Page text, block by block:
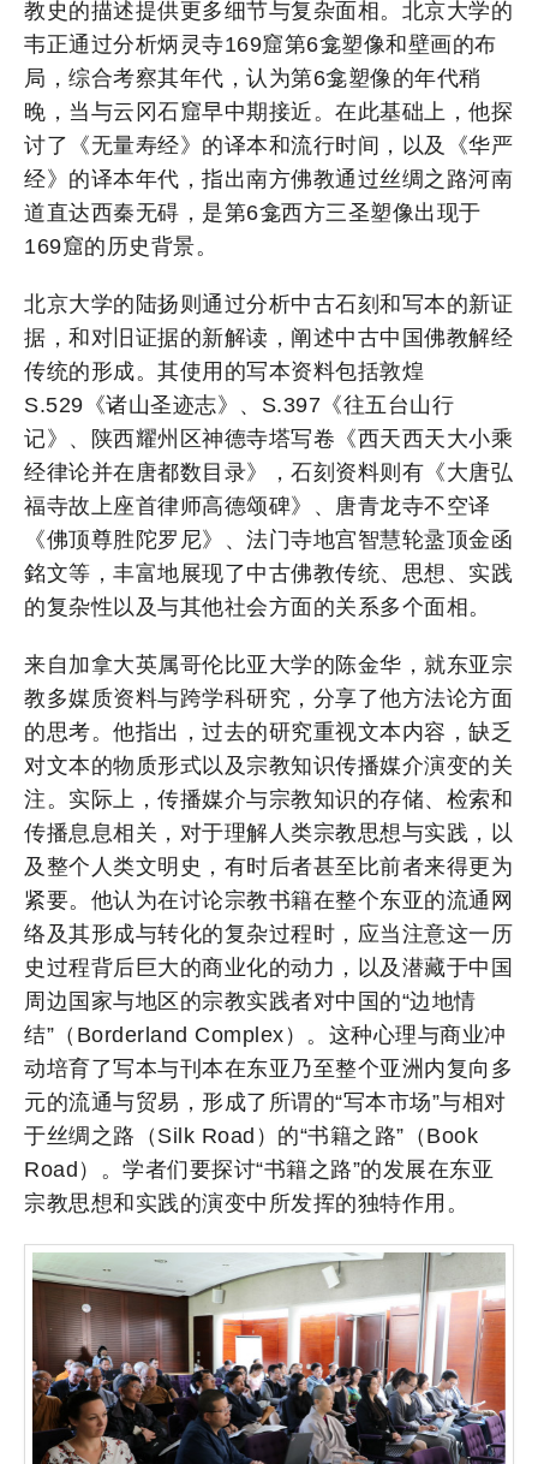
教史的描述提供更多细节与复杂面相。北京大学的
韦正通过分析炳灵寺169窟第6龛塑像和壁画的布
局，综合考察其年代，认为第6龛塑像的年代稍
晚，当与云冈石窟早中期接近。在此基础上，他探
讨了《无量寿经》的译本和流行时间，以及《华严
经》的译本年代，指出南方佛教通过丝绸之路河南
道直达西秦无碍，是第6龛西方三圣塑像出现于
169窟的历史背景。
北京大学的陆扬则通过分析中古石刻和写本的新证
据，和对旧证据的新解读，阐述中古中国佛教解经
传统的形成。其使用的写本资料包括敦煌
S.529《诸山圣迹志》、S.397《往五台山行
记》、陕西耀州区神德寺塔写卷《西天西天大小乘
经律论并在唐都数目录》，石刻资料则有《大唐弘
福寺故上座首律师高德颂碑》、唐青龙寺不空译
《佛顶尊胜陀罗尼》、法门寺地宫智慧轮盝顶金函
銘文等，丰富地展现了中古佛教传统、思想、实践
的复杂性以及与其他社会方面的关系多个面相。
来自加拿大英属哥伦比亚大学的陈金华，就东亚宗
教多媒质资料与跨学科研究，分享了他方法论方面
的思考。他指出，过去的研究重视文本内容，缺乏
对文本的物质形式以及宗教知识传播媒介演变的关
注。实际上，传播媒介与宗教知识的存储、检索和
传播息息相关，对于理解人类宗教思想与实践，以
及整个人类文明史，有时后者甚至比前者来得更为
紧要。他认为在讨论宗教书籍在整个东亚的流通网
络及其形成与转化的复杂过程时，应当注意这一历
史过程背后巨大的商业化的动力，以及潜藏于中国
周边国家与地区的宗教实践者对中国的“边地情
结”（Borderland Complex）。这种心理与商业冲
动培育了写本与刊本在东亚乃至整个亚洲内复向多
元的流通与贸易，形成了所谓的“写本市场”与相对
于丝绸之路（Silk Road）的“书籍之路”（Book
Road）。学者们要探讨“书籍之路”的发展在东亚
宗教思想和实践的演变中所发挥的独特作用。